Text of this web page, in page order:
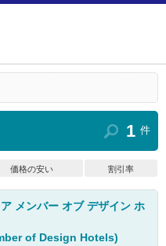
1 件
価格の安い 割引率
メンバー オブ デザイン ホ
of Design Hotels)